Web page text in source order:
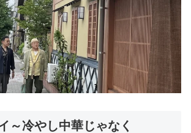
～冷やし中華じゃなく